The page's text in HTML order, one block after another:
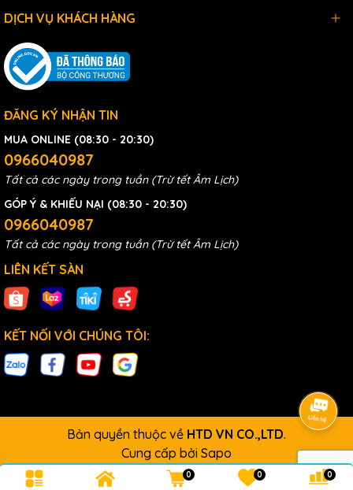
DỊCH VỤ KHÁCH HÀNG
ĐĂNG KÝ NHẬN TIN
MUA ONLINE (08:30 - 20:30)
0966040987
Tất cả các ngày trong tuần (Trừ tết Âm Lịch)
GÓP Ý & KHIẾU NẠI (08:30 - 20:30)
0966040987
Tất cả các ngày trong tuần (Trừ tết Âm Lịch)
LIÊN KẾT SÀN
KẾT NỐI VỚI CHÚNG TÔI:
Bản quyền thuộc về HTD VN CO.,LTD.
Cung cấp bởi Sapo
0 0 0